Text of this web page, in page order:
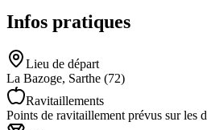
Infos pratiques
Lieu de départ
La Bazoge, Sarthe (72)
Ravitaillements
Points de ravitaillement prévus sur les